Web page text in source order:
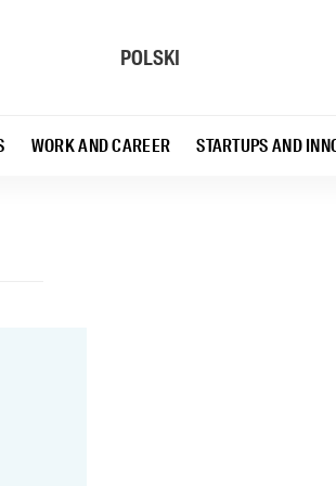
POLSKI
WORK AND CAREER STARTUPS AND